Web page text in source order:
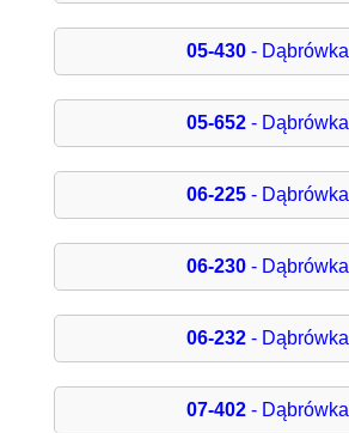
05-430- Dąbrówka
05-652- Dąbrówka
06-225- Dąbrówka
06-230- Dąbrówka
06-232- Dąbrówka
07-402- Dąbrówka